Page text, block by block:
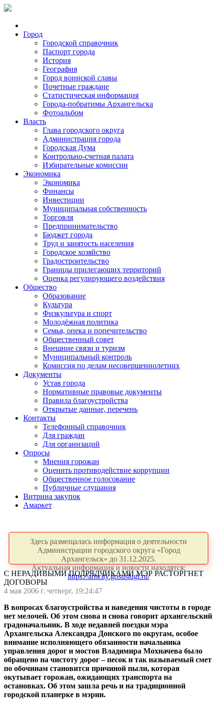
Город
Городской справочник
Паспорт города
История
География
Город воинской славы
Почетные граждане
Статистическая информация
Города-побратимы Архангельска
Фотоальбом
Власть
Глава городского округа
Администрация города
Городская Дума
Контрольно-счетная палата
Избирательные комиссии
Экономика
Экономика
Финансы
Инвестиции
Муниципальная собственность
Торговля
Предпринимательство
Бюджет города
Труд и занятость населения
Городское хозяйство
Градостроительство
Границы прилегающих территорий
Оценка регулирующего воздействия
Общество
Образование
Культура
Физкультура и спорт
Молодёжная политика
Семья, опека и попечительство
Общественный совет
Внешние связи и туризм
Муниципальный контроль
Комиссия по делам несовершеннолетних
Документы
Устав города
Нормативные правовые документы
Правила благоустройства
Открытые данные, перечень
Контакты
Телефонный справочник
Для граждан
Для организаций
Опросы
Мнения горожан
Оценить противодействие коррупции
Общественное голосование
Публичные слушания
Витрина закупок
Амаркет
Здесь размещалась информация о деятельности
Администрации городского округа «Город
Архангельск» до 31.12.2025.
Актуальная информация и новости находятся:
https://arhcity.gosuslugi.ru/
С НЕРАДИВЫМИ ПОДРЯДЧИКАМИ МЭР РАСТОРГНЕТ
ДОГОВОРЫ
4 мая 2006 г. четверг, 19:24:47
В вопросах благоустройства и наведения чистоты в городе
нет мелочей. Об этом снова и снова говорит архангельский
градоначальник. В ходе недавней поездки мэра
Архангельска Александра Донского по округам, особое
внимание исполняющего обязанности начальника
управления дорог и мостов Владимира Мохначева было
обращено на чистоту дорог – песок и так называемый смет
по обочинам становится причиной пыли, которая
окутывает горожан, ожидающих транспорта на
остановках. Об этом зашла речь и на традиционной
городской планерке в мэрии.